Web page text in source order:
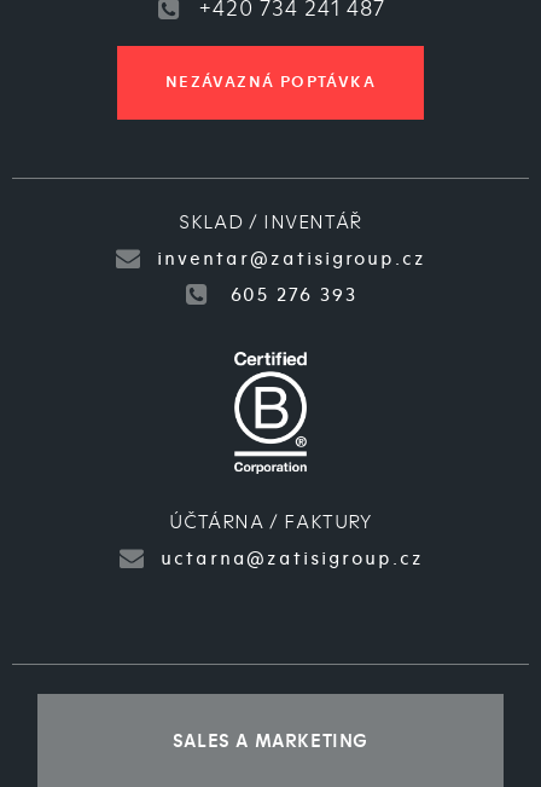
+420 734 241 487
NEZÁVAZNÁ POPTÁVKA
SKLAD / INVENTÁŘ
inventar@zatisigroup.cz
605 276 393
ÚČTÁRNA / FAKTURY
uctarna@zatisigroup.cz
SALES A MARKETING